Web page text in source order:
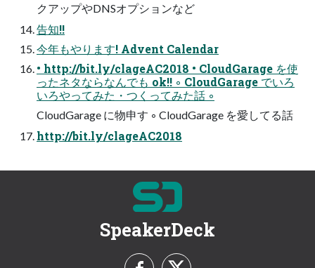
クアップやDNSオプションなど
告知!!
今年もやります! Advent Calendar
• http://bit.ly/clageAC2018 • CloudGarage を使
ったネタならなんでも ok!! ◦ CloudGarage でいろ
いろやってみた・つくってみた話 ◦
CloudGarage に物申す ◦ CloudGarage を愛してる話
http://bit.ly/clageAC2018
SpeakerDeck